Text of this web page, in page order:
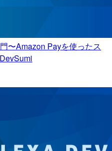
〜Amazon Payを使ったス